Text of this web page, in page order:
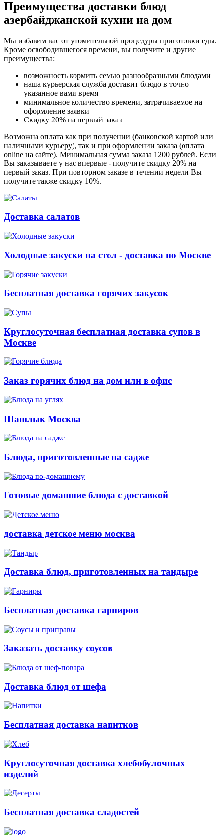
Преимущества доставки блюд
азербайджанской кухни на дом
Мы избавим вас от утомительной процедуры приготовки еды.
Кроме освободившегося времени, вы получите и другие
преимущества:
возможность кормить семью разнообразными блюдами
наша курьерская служба доставит блюдо в точно
указанное вами время
минимальное количество времени, затрачиваемое на
оформление заявки
Скидку 20% на первый заказ
Возможна оплата как при получении (банковской картой или
наличными курьеру), так и при оформлении заказа (оплата
online на сайте). Минимальная сумма заказа 1200 рублей. Если
Вы заказываете у нас впервые - получите скидку 20% на
первый заказ. При повторном заказе в течении недели Вы
получите также скидку 10%.
Доставка салатов
Холодные закуски на стол - доставка по Москве
Бесплатная доставка горячих закусок
Круглосуточная бесплатная доставка супов в
Москве
Заказ горячих блюд на дом или в офис
Шашлык Москва
Блюда, приготовленные на садже
Готовые домашние блюда с доставкой
доставка детское меню москва
Доставка блюд, приготовленных на тандыре
Бесплатная доставка гарниров
Заказать доставку соусов
Доставка блюд от шефа
Бесплатная доставка напитков
Круглосуточная доставка хлебобулочных
изделий
Бесплатная доставка сладостей